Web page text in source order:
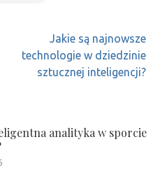
Jakie są najnowsze
technologie w dziedzinie
sztucznej inteligencji?
analityka w sporcie